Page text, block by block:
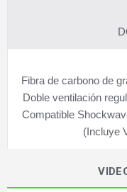
Fibra de carbono de
Doble ventilación
Compatible
(Incluye